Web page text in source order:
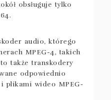
obsługuje tylko
audio, którego
MPEG-4, takich
także transkodery
odpowiednio
plikami wideo MPEG-